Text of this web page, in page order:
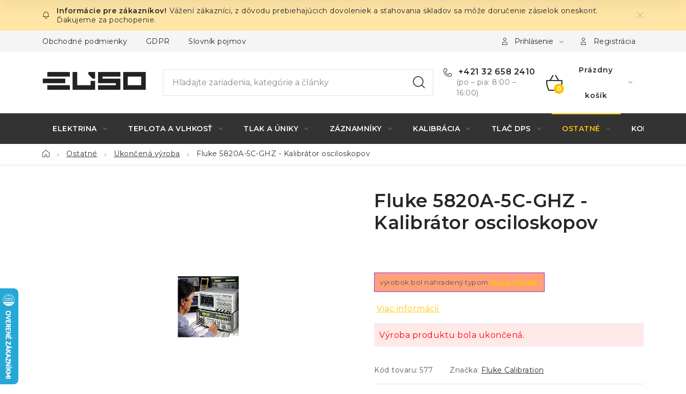
obsah
Vážení zákazníci, z dôvodu prebiehajúcich dovoleniek a sťahovania skladov sa môže doručenie zásielok oneskoriť.
Ďakujeme za pochopenie.
Obchodné podmienky GDPR Slovník pojmov Prihlásenie Registrácia
+421 32 658 2410
(po – pia: 8:00 –
16:00)
NÁKUPNÝ
Prázdny
košík
ELEKTRINA TEPLOTA A VLHKOSŤ TLAK A ÚNIKY ZÁZNAMNÍKY KALIBRÁCIA TLAČ DPS OSTATNÉ KONTAKTY
DomovOstatné Ukončená výroba Fluke 5820A-5C-GHZ - Kalibrátor osciloskopov
Fluke 5820A-5C-GHZ -
Kalibrátor osciloskopov
výrobok bol nahradený typom Fluke 9500B
Viac informácií
Výroba produktu bola ukončená.
Kód tovaru: 577 Značka: Fluke Calibration